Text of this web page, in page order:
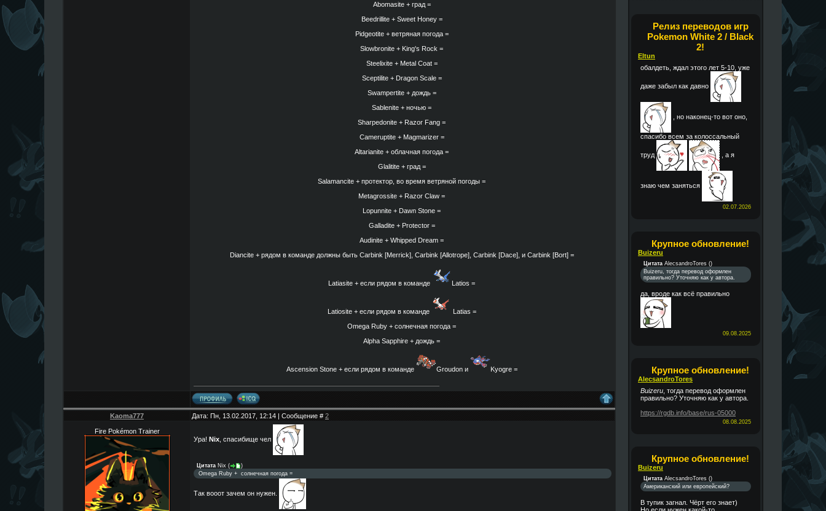
Релиз переводов игр
Pokemon White 2 / Black
2!
Eltun
обалдеть, ждал этого лет 5-10, уже
даже забыл как давно
, но наконец-то вот оно,
спасибо всем за колоссальный
труд , а я
знаю чем заняться
02.07.2026
Крупное обновление!
Buizeru
Цитата AlecsandroTores ()
Buizeru, тогда перевод оформлен
правильно? Уточняю как у автора.
да, вроде как всё правильно
09.08.2025
Крупное обновление!
AlecsandroTores
Buizeru , тогда перевод оформлен
правильно? Уточняю как у автора.
https://rgdb.info/base/rus-05000
08.08.2025
Крупное обновление!
Buizeru
Цитата AlecsandroTores ()
Американский или европейский?
В тупик загнал. Чёрт его знает)
Abomasite + град =
Beedrillite + Sweet Honey =
Pidgeotite + ветряная погода =
Slowbronite + King's Rock =
Steelixite + Metal Coat =
Sceptilite + Dragon Scale =
Swampertite + дождь =
Sablenite + ночью =
Sharpedonite + Razor Fang =
Cameruptite + Magmarizer =
Altarianite + облачная погода =
Glalitite + град =
Salamancite + протектор, во время ветряной погоды =
Metagrossite + Razor Claw =
Lopunnite + Dawn Stone =
Galladite + Protector =
Audinite + Whipped Dream =
Diancite + рядом в команде должны быть Carbink [Merrick], Carbink [Allotrope], Carbink [Dace], и Carbink [Bort] =
Latiasite + если рядом в команде Latios =
Latiosite + если рядом в команде
Latias =
Omega Ruby + солнечная погода =
Alpha Sapphire + дождь =
Ascension Stone + если рядом в команде Groudon и Kyogre =
Kaoma777 Дата: Пн, 13.02.2017, 12:14 | Сообщение # 2
Fire Pokémon Trainer
Ура! Nix , спасибище чел
Цитата Nix (
)
Omega Ruby + солнечная погода =
Так вооот зачем он нужен.